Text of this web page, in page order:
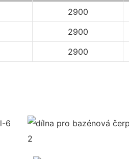
2900
2900
2900